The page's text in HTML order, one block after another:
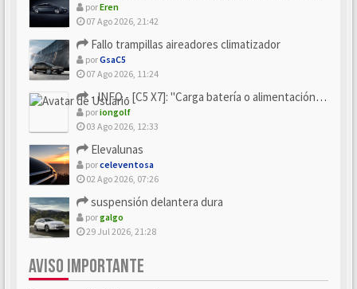
porEren
07 Ago 2026, 21:42
Fallo trampillas aireadores climatizador
porGsaC5
07 Ago 2026, 11:24
- INFO - [C5 X7]: "Carga batería o alimentación eléctri...
poriongolf
03 Ago 2026, 12:33
Elevalunas
porceleventosa
02 Ago 2026, 07:26
suspensión delantera dura
porgalgo
29 Jul 2026, 21:28
AVISO IMPORTANTE